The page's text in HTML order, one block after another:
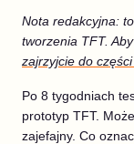
Nota redakcyjna:
tworzenia TFT.
zajrzyjcie do
Po 8 tygodniach
prototyp TFT.
zajefajny. Co